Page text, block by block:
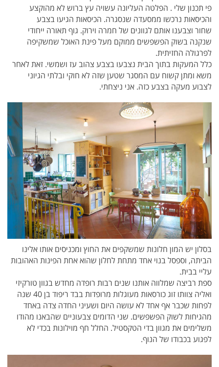
פי תכנון שלי . הפלטה העליונה עשויה עץ ברוש לא מהוקצע
והכיסאות נרכשו ממסעדה שנסגרה. הכיסאות הגיעו בצבע
שחור וצבענו אותם לגוונים של חמרה וירוק. גוף תאורה ייחודי
שנקנה בשוק הפשפשים ממוקם מעל פינת האוכל שמשקיפה
לפרגולה החזיתית.
כלל המעקות בתוך הבית נצבעו בצבע צהוב עז ושמשי. זאת לאחר
משא ומתן קשוח עם המסגר שטען שזה לא חוקי ובלתי הגיוני
לצבוע מעקה בצבע כזה. אני ניצחתי.
בסלון יש המון חלונות שמשקפים את החוץ ומכניסים אותו אלינו
הביתה, וספסל בנוי אחד מתחת לחלון שהוא אחת הפינות האהובות
עליי בבית.
ספת רביצה שמלווה אותנו שנים רבות רופדה מחדש בגוון טורקיזי
ואליה צוותו זוג כורסאות מעוגלות מרופדות בבד ריפוד בן 40 שנה
לפחות שכבר אף אחד לא עושה היום ושעיני החדה צדה באחד
מהגיחות לשוק הפשפשים. שני הדומים צבעוניים שהבאנו מהודו
משלימים את מגוון בדי הטקסטיל. החלל חף מוילונות בכדי לא
לפגוע בכבודו של הנוף.